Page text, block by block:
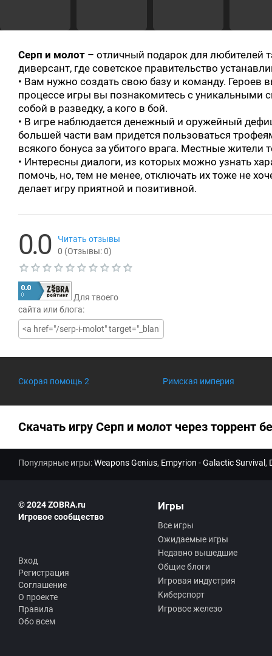
Серп и молот – отличный подарок для любителей
диверсант, где советское правительство
• Вам нужно создать свою базу и команду.
процессе игры вы познакомитесь с уникальными
собой в разведку, а кого в бой.
• В игре наблюдается денежный и оружейный
большей части вам придется пользоваться
всякого бонуса за убитого врага. Местные
• Интересны диалоги, из которых можно узнать
помочь, но, тем не менее, отключать их тоже не
делает игру приятной и позитивной.
0.0
Читать отзывы
0 (Отзывы:0)
е
к
у
щ
а
я
ц
н
к
0
0
Для твоего
сайта или блога:
Скорая помощь 2 Римская империя
Скачать игру Серп и молот через торрент
Популярные игры:Weapons Genius, Empyrion - Galactic Survival ,
© 2024 ZOBRA.ru
Игровое сообщество
Вход
Регистрация
Соглашение
О проекте
Правила
Обо всем
Игры
Все игры
Ожидаемые игры
Недавно вышедшие
Общие блоги
Игровая индустрия
Киберспорт
Игровое железо